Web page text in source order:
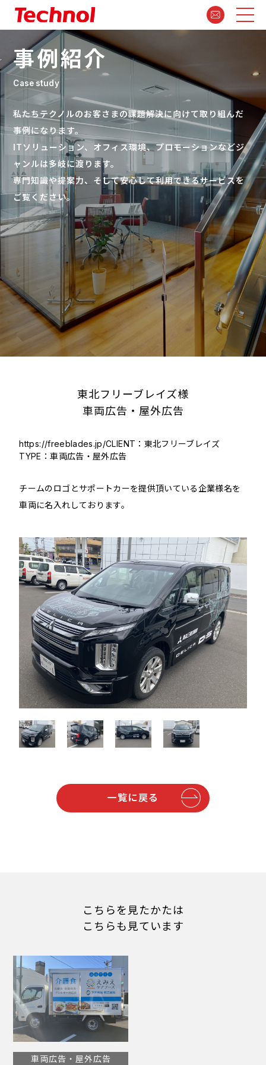
事例紹介
Case study
私たちテクノルのお客さまの課題解決に向けて取り組んだ
事例になります。
ITソリューション、オフィス環境、プロモーションなどジ
ャンルは多岐に渡ります。
専門知識や提案力、そして安心して利用できるサービスを
ご覧ください。
東北フリーブレイズ様
車両広告・屋外広告
https://freeblades.jp/CLIENT：東北フリーブレイズ
TYPE：車両広告・屋外広告
チームのロゴとサポートカーを提供頂いている企業様名を
車両に名入れしております。
一覧に戻る
こちらを見たかたは
こちらも見ています
車両広告・屋外広告